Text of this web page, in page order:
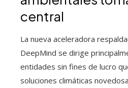
central
La nueva aceleradora
DeepMind se dirige
entidades sin fines de lucro
soluciones climáticas